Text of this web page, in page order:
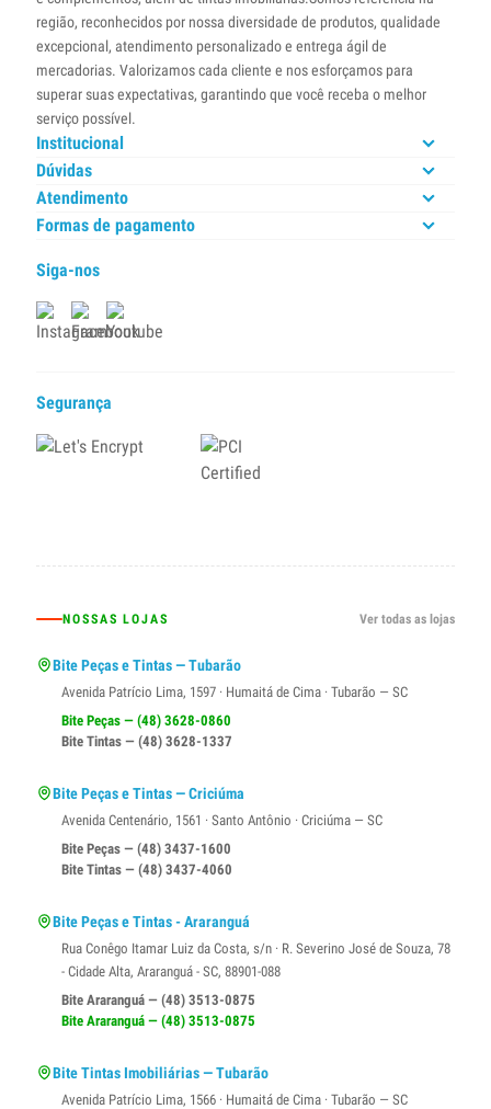
região, reconhecidos por nossa diversidade de produtos, qualidade
excepcional, atendimento personalizado e entrega ágil de
mercadorias. Valorizamos cada cliente e nos esforçamos para
superar suas expectativas, garantindo que você receba o melhor
serviço possível.
Institucional
Dúvidas
Atendimento
Formas de pagamento
Siga-nos
Segurança
NOSSAS LOJAS Ver todas as lojas
Bite Peças e Tintas — Tubarão
Avenida Patrício Lima, 1597 · Humaitá de Cima · Tubarão — SC
Bite Peças — (48) 3628-0860
Bite Tintas — (48) 3628-1337
Bite Peças e Tintas — Criciúma
Avenida Centenário, 1561 · Santo Antônio · Criciúma — SC
Bite Peças — (48) 3437-1600
Bite Tintas — (48) 3437-4060
Bite Peças e Tintas - Araranguá
Rua Conêgo Itamar Luiz da Costa, s/n · R. Severino José de Souza, 78
- Cidade Alta, Araranguá - SC, 88901-088
Bite Araranguá — (48) 3513-0875
Bite Araranguá — (48) 3513-0875
Bite Tintas Imobiliárias — Tubarão
Avenida Patrício Lima, 1566 · Humaitá de Cima · Tubarão — SC